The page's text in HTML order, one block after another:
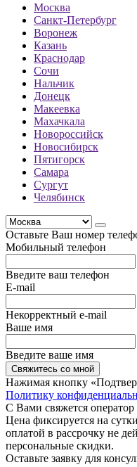
Москва
Санкт-Петербург
Воронеж
Казань
Краснодар
Сочи
Нальчик
Донецк
Макеевка
Махачкала
Новороссийск
Новосибирск
Пятигорск
Самара
Сургут
Челябинск
Оставьте Ваш номер
Мобильный телефон
Введите ваш телефон
E-mail
Некорректный e-mail
Ваше имя
Введите ваше имя
Свяжитесь со мной
Нажимая кнопку
Политику
С Вами свяжется оператор
Цена фиксируется на
оплатой в рассрочку не
персональные скидки.
Оставьте заявку для